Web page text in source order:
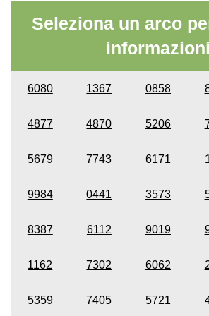
Seleziona un arco
informazioni
6080 1367 0858
4877 4870 5206
5679 7743 6171
9984 0441 3573
8387 6112 9019
1162 7302 6062
5359 7405 5721